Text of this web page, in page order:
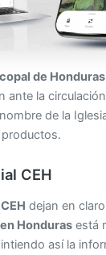
de Honduras
ante la
de la
CEH
CEH dejan en
en Honduras está
así la